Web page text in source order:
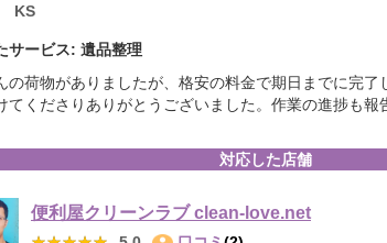
KS
サービス: 遺品整理
の荷物がありましたが、格安の料金で期日までに完
てくださりありがとうございました。作業の進捗も報
対応した店舗
便利屋クリーンラブ clean-love.net